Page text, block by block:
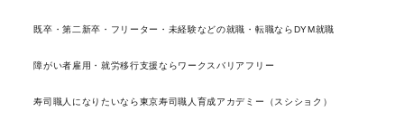
既卒・第二新卒・フリーター・未経験などの就職・転職ならDYM就職
障がい者雇用・就労移行支援ならワークスバリアフリー
寿司職人になりたいなら東京寿司職人育成アカデミー（スシショク）